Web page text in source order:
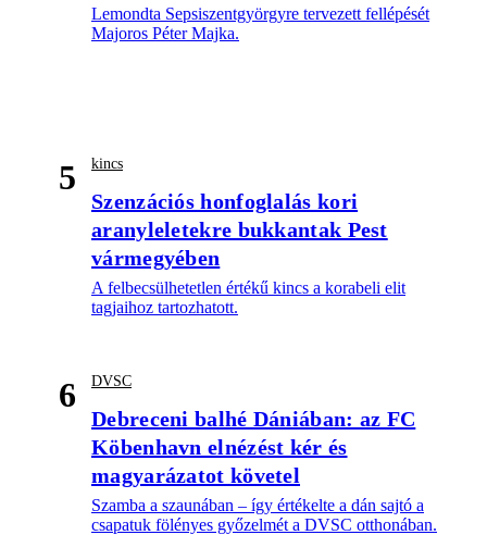
Lemondta Sepsiszentgyörgyre tervezett fellépését
Majoros Péter Majka.
5 kincs
Szenzációs honfoglalás kori
aranyleletekre bukkantak Pest
vármegyében
A felbecsülhetetlen értékű kincs a korabeli elit
tagjaihoz tartozhatott.
6 DVSC
Debreceni balhé Dániában: az FC
Köbenhavn elnézést kér és
magyarázatot követel
Szamba a szaunában – így értékelte a dán sajtó a
csapatuk fölényes győzelmét a DVSC otthonában.